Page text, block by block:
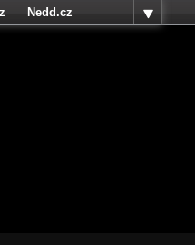
Nedd.cz